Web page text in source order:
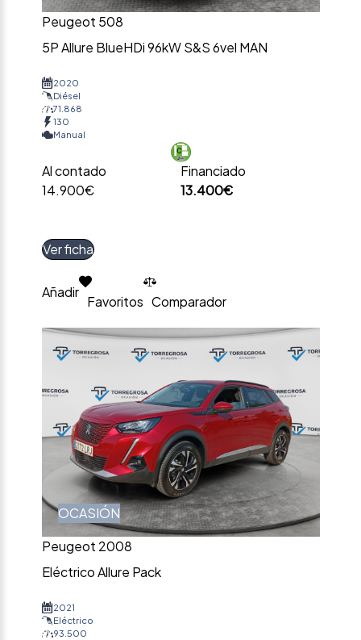
Peugeot 508
5P Allure BlueHDi 96kW S&S 6vel MAN
2020
Diésel
71.868
130
Manual
Al contado
14.900€
Financiado
13.400€
Ver ficha
Añadir
Favoritos Comparador
OCASIÓN
Peugeot 2008
Eléctrico Allure Pack
2021
Eléctrico
93.500